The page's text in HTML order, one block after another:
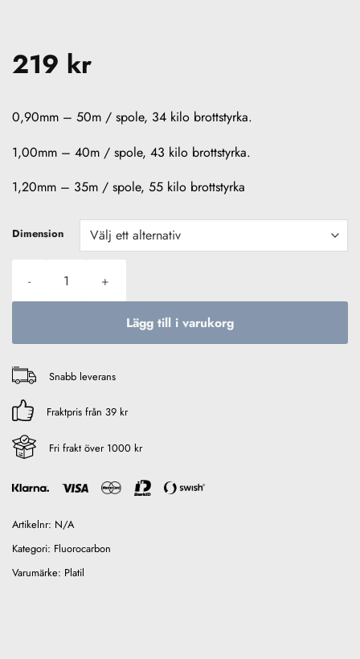
219 kr
0,90mm – 50m / spole, 34 kilo brottstyrka.
1,00mm – 40m / spole, 43 kilo brottstyrka.
1,20mm – 35m / spole, 55 kilo brottstyrka
Dimension
Lägg till i varukorg
Snabb leverans
Fraktpris från 39 kr
Fri frakt över 1000 kr
Artikelnr: N/A
Kategori: Fluorocarbon
Varumärke: Platil